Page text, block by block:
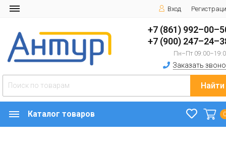
Вход
+7 (861)
+7 (900)
Пн–Пт
Заказать
Найти
Каталог товаров